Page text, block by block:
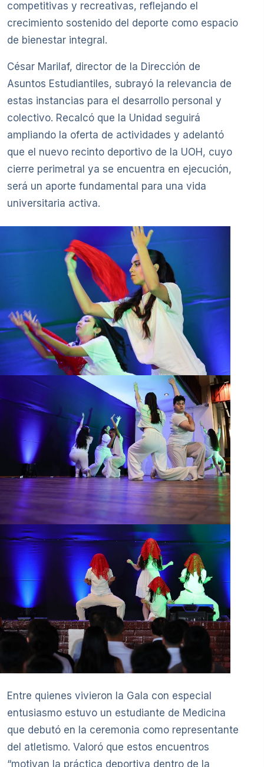
competitivas y recreativas, reflejando el
crecimiento sostenido del deporte como espacio
de bienestar integral.
César Marilaf, director de la Dirección de
Asuntos Estudiantiles, subrayó la relevancia de
estas instancias para el desarrollo personal y
colectivo. Recalcó que la Unidad seguirá
ampliando la oferta de actividades y adelantó
que el nuevo recinto deportivo de la UOH, cuyo
cierre perimetral ya se encuentra en ejecución,
será un aporte fundamental para una vida
universitaria activa.
Entre quienes vivieron la Gala con especial
entusiasmo estuvo un estudiante de Medicina
que debutó en la ceremonia como representante
del atletismo. Valoró que estos encuentros
“motivan la práctica deportiva dentro de la